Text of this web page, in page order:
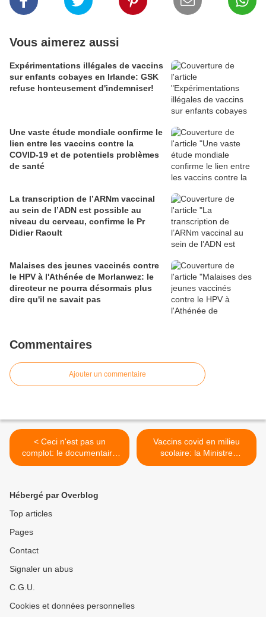
Vous aimerez aussi
Expérimentations illégales de vaccins
sur enfants cobayes en Irlande: GSK
refuse honteusement d'indemniser!
Une vaste étude mondiale confirme le
lien entre les vaccins contre la
COVID-19 et de potentiels problèmes
de santé
La transcription de l’ARNm vaccinal
au sein de l’ADN est possible au
niveau du cerveau, confirme le Pr
Didier Raoult
Malaises des jeunes vaccinés contre
le HPV à l'Athénée de Morlanwez: le
directeur ne pourra désormais plus
dire qu'il ne savait pas
Commentaires
Ajouter un commentaire
< Ceci n'est pas un
complot: le documentaire
qui dérange
Vaccins covid en milieu
scolaire: la Ministre
Caroline Désir mise en
Hébergé par Overblog
Top articles
Pages
Contact
Signaler un abus
C.G.U.
Cookies et données personnelles